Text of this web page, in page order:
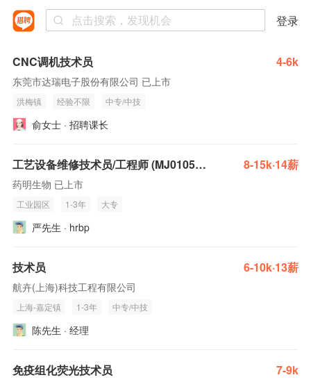
登录
CNC调机技术员 4-6k
东莞市达瑞电子股份有限公司 已上市
洪梅镇 经验不限 中专/中技
俞女士 · 招聘课长
工艺设备维修技术员/工程师 (MJ010521) 8-15k·14薪
药明生物 已上市
工业园区 1-3年 大专
严先生 · hrbp
技术员 6-10k·13薪
航卉(上海)科技工程有限公司
上海-嘉定镇 1-3年 中专/中技
陈先生 · 经理
免疫组化荧光技术员 7-9k